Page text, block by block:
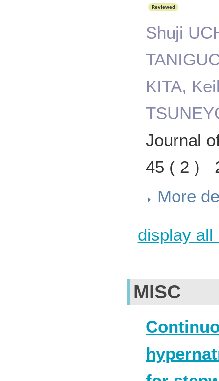
Reviewed
Shuji
KITA,
Journal
45 ( 2 )
More
display all
MISC